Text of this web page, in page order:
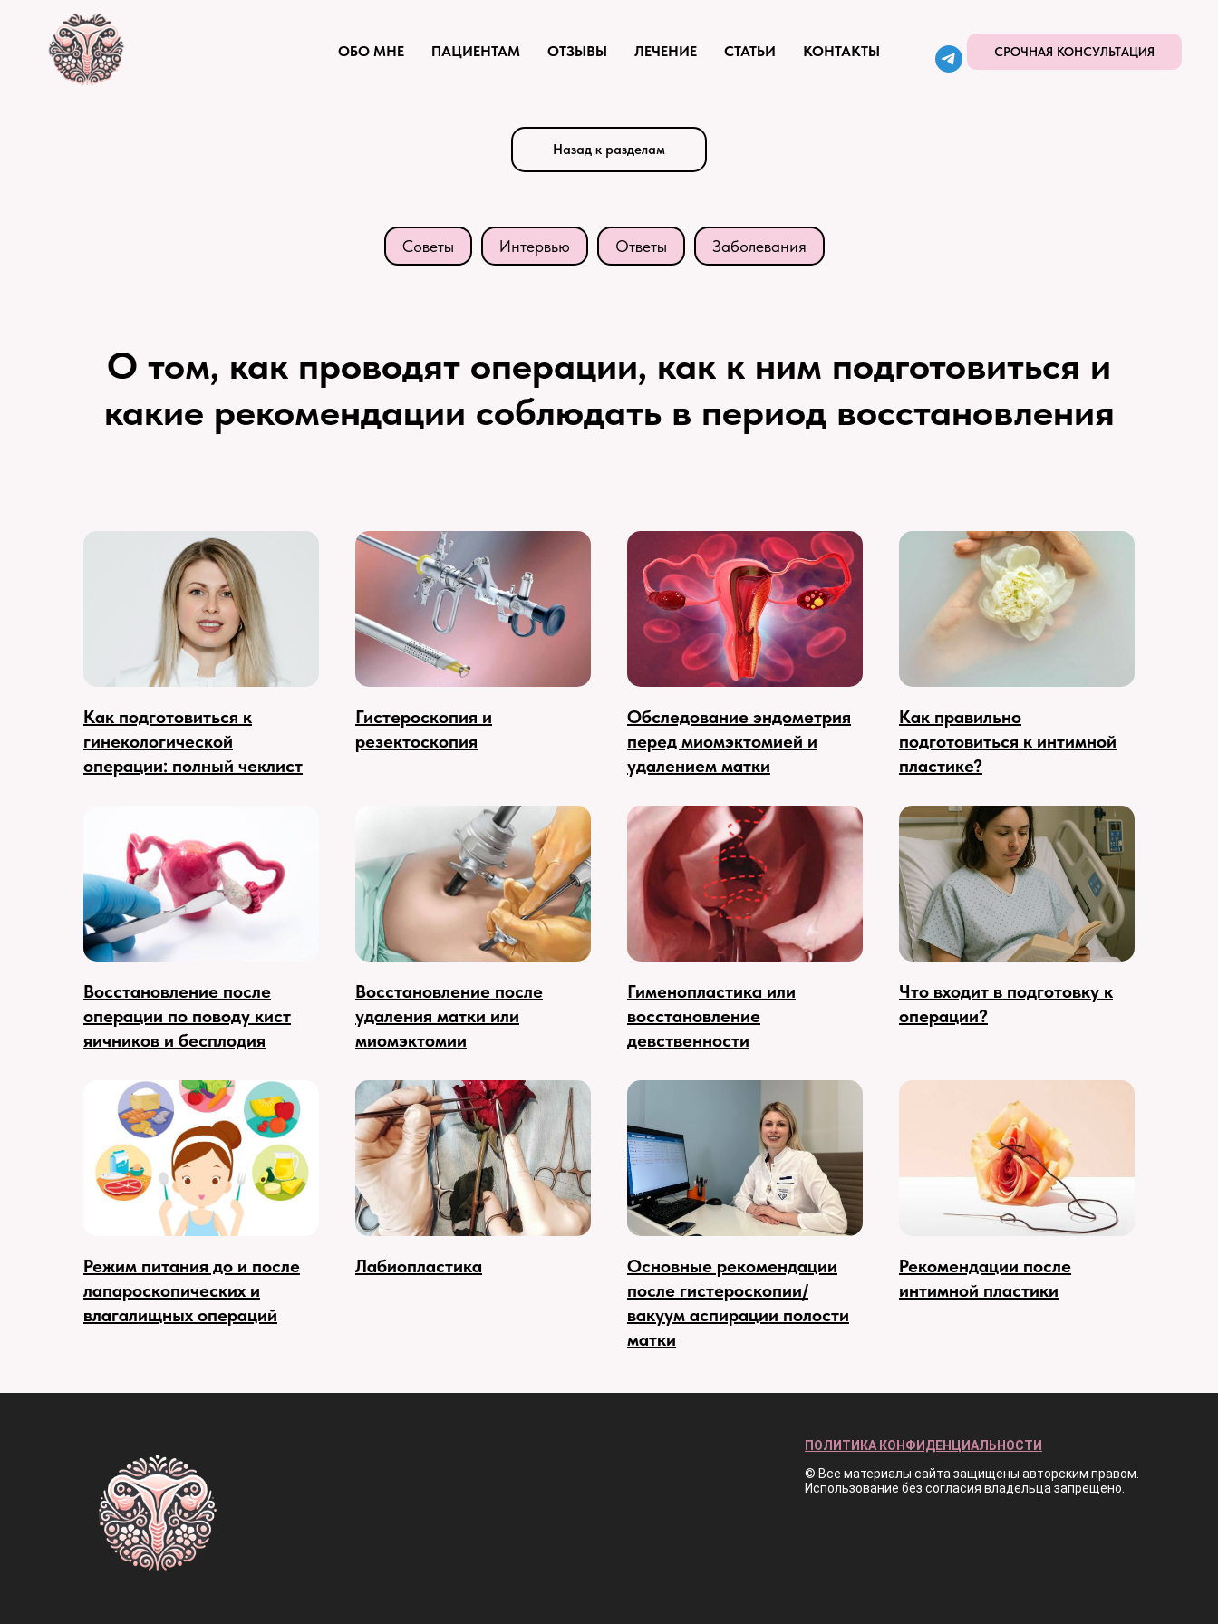
ОБО МНЕ ПАЦИЕНТАМ ОТЗЫВЫ ЛЕЧЕНИЕ СТАТЬИ КОНТАКТЫ СРОЧНАЯ КОНСУЛЬТАЦИЯ
Назад к разделам
Советы Интервью Ответы Заболевания
О том, как проводят операции, как к ним подготовиться и
какие рекомендации соблюдать в период восстановления
Как подготовиться к
гинекологической
операции: полный чеклист
Гистероскопия и
резектоскопия
Обследование эндометрия
перед миомэктомией и
удалением матки
Как правильно
подготовиться к интимной
пластике?
Восстановление после
операции по поводу кист
яичников и бесплодия
Восстановление после
удаления матки или
миомэктомии
Гименопластика или
восстановление
девственности
Что входит в подготовку к
операции?
Режим питания до и после
лапароскопических и
влагалищных операций
Лабиопластика
Основные рекомендации
после гистероскопии/
вакуум аспирации полости
матки
Рекомендации после
интимной пластики
ПОЛИТИКА КОНФИДЕНЦИАЛЬНОСТИ
© Все материалы сайта защищены авторским правом.
Использование без согласия владельца запрещено.